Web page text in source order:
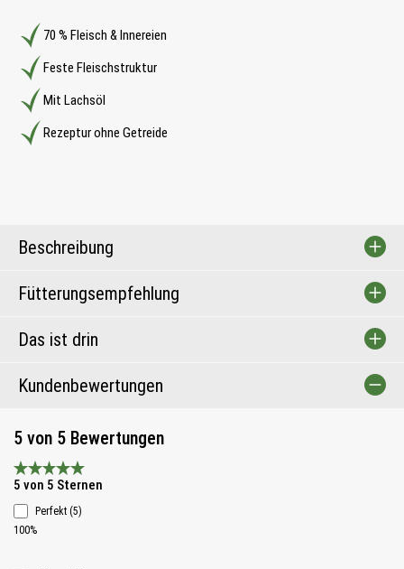
70 % Fleisch & Innereien
Feste Fleischstruktur
Mit Lachsöl
Rezeptur ohne Getreide
Beschreibung
Fütterungsempfehlung
Das ist drin
Kundenbewertungen
5 von 5 Bewertungen
Durchschnittliche Bewertung 5 von 5 Sternen
5 von 5 Sternen
Perfekt (5)
100%